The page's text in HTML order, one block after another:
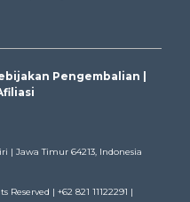
Pengembalian
| Jawa Timur 64213, Indonesia
| ‭+62 821 11122291‬ |